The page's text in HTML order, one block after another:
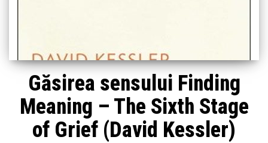
Găsirea sensului Finding
Meaning – The Sixth Stage
of Grief (David Kessler)